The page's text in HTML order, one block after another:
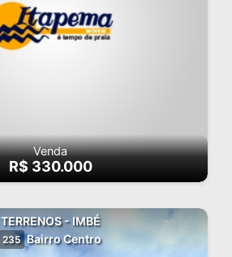
Venda
R$ 330.000
TERRENOS - IMBÉ
235 Bairro Centro